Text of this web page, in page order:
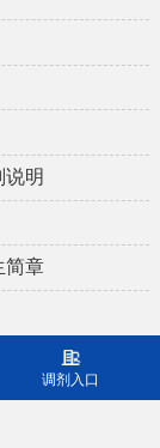
说明
简章
调剂入口